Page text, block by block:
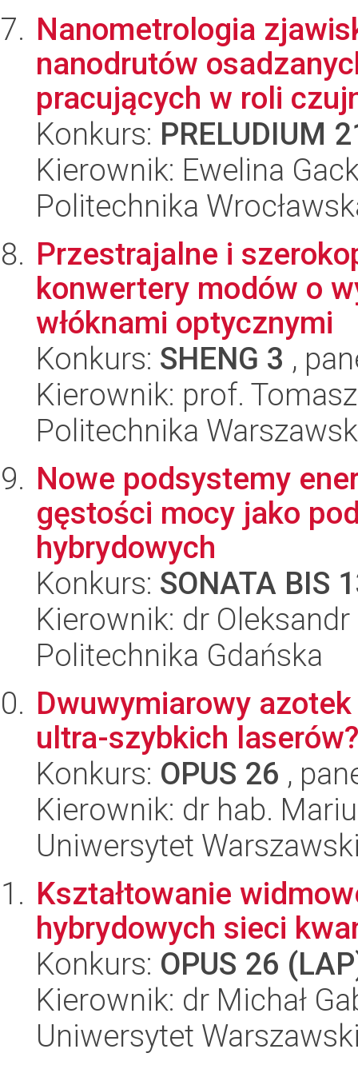
Nanometrologia
nanodrutów
pracujących w roli
Konkurs: PRELUDIUM
Kierownik: Ewelina
Politechnika
Przestrajalne i
konwertery modów o
włóknami optycznymi
Konkurs: SHENG 3 ,
Kierownik: prof.
Politechnika
Nowe podsystemy
gęstości mocy jako
hybrydowych
Konkurs: SONATA BIS
Kierownik: dr Oleksandr
Politechnika Gdańska
Dwuwymiarowy
ultra-szybkich laserów?
Konkurs: OPUS 26 ,
Kierownik: dr hab.
Uniwersytet
Kształtowanie
hybrydowych sieci
Konkurs: OPUS 26
Kierownik: dr Michał
Uniwersytet